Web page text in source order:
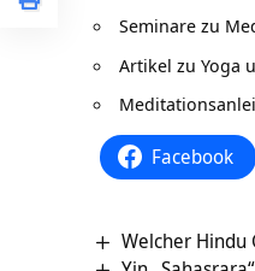
Seminare zu
Artikel zu Yoga
Facebook
Welcher